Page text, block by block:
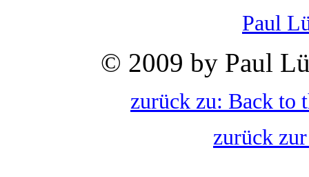
Paul
© 2009 by Paul
zurück zu: Back to
zurück